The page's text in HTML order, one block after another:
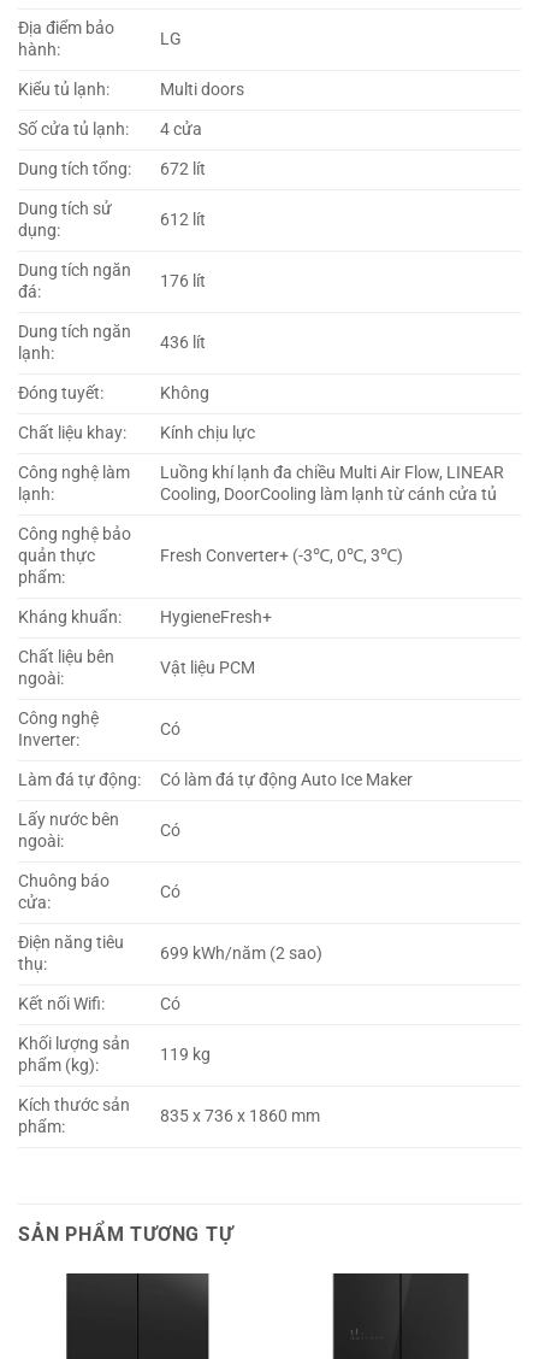
Địa điểm bảo
hành:
LG
Kiểu tủ lạnh:
Multi doors
Số cửa tủ lạnh:
4 cửa
Dung tích tổng:
672 lít
Dung tích sử
dụng:
612 lít
Dung tích ngăn
đá:
176 lít
Dung tích ngăn
lạnh:
436 lít
Đóng tuyết:
Không
Chất liệu khay:
Kính chịu lực
Công nghệ làm
lạnh:
Luồng khí lạnh đa chiều Multi Air Flow, LINEAR
Cooling, DoorCooling làm lạnh từ cánh cửa tủ
Công nghệ bảo
quản thực
phẩm:
Fresh Converter+ (-3℃, 0℃, 3℃)
Kháng khuẩn:
HygieneFresh+
Chất liệu bên
ngoài:
Vật liệu PCM
Công nghệ
Inverter:
Có
Làm đá tự động:
Có làm đá tự động Auto Ice Maker
Lấy nước bên
ngoài:
Có
Chuông báo
cửa:
Có
Điện năng tiêu
thụ:
699 kWh/năm (2 sao)
Kết nối Wifi:
Có
Khối lượng sản
phẩm (kg):
119 kg
Kích thước sản
phẩm:
835 x 736 x 1860 mm
SẢN PHẨM TƯƠNG TỰ